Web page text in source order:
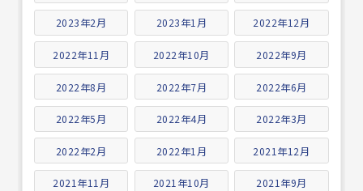
2023年2月 2023年1月 2022年12月
2022年11月 2022年10月 2022年9月
2022年8月 2022年7月 2022年6月
2022年5月 2022年4月 2022年3月
2022年2月 2022年1月 2021年12月
2021年11月 2021年10月 2021年9月